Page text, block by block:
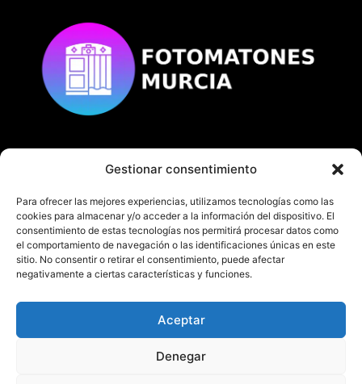
Gestionar consentimiento
Para ofrecer las mejores experiencias, utilizamos tecnologías como las
cookies para almacenar y/o acceder a la información del dispositivo. El
consentimiento de estas tecnologías nos permitirá procesar datos como
el comportamiento de navegación o las identificaciones únicas en este
sitio. No consentir o retirar el consentimiento, puede afectar
negativamente a ciertas características y funciones.
Aceptar
Denegar
© Copyrightfotomatonesmurcia.es
Todos los derechos reservados.
En fotomatonesmurcia.es te ofrecemos nuestro
servicio de fotomatón en Murcia y Alicante.
¡No dudes en contactarnos!
622 382 713- 968 205 280